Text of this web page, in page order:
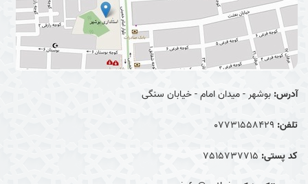
آدرس: بوشهر - میدان امام - خیابان سنگی
تلفن: 07731558429
کد پستی: 7515737715